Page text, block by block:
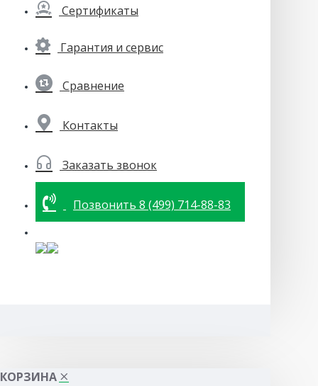
Сертификаты
Гарантия и сервис
Сравнение
Контакты
Заказать звонок
Позвонить 8 (499) 714-88-83
КОРЗИНА